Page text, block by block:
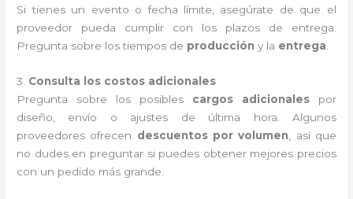
Si tienes un evento o fecha límite, asegúrate de que el
proveedor pueda cumplir con los plazos de entrega.
Pregunta sobre los tiempos de producción y la entrega
3. Consulta los costos adicionales
Pregunta sobre los posibles cargos adicionalespor
diseño, envío o ajustes de última hora. Algunos
proveedores ofrecen descuentos por volumen , así que
no dudes en preguntar si puedes obtener mejores precios
con un pedido más grande.